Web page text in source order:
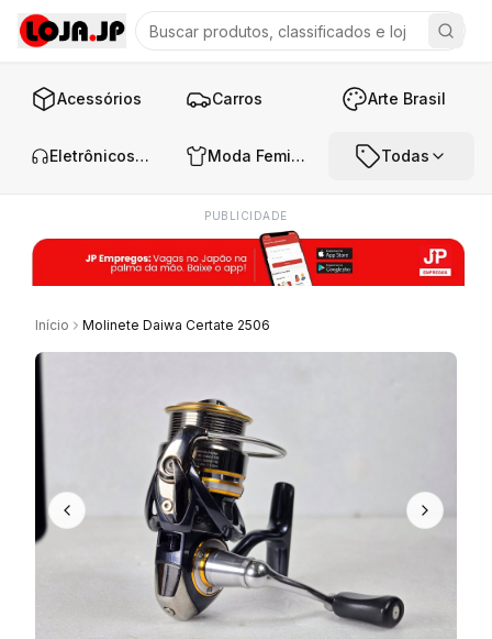
Acessórios Carros Arte Brasil
Eletrônicos e Áudio Moda Feminina Todas
PUBLICIDADE
Início Molinete Daiwa Certate 2506